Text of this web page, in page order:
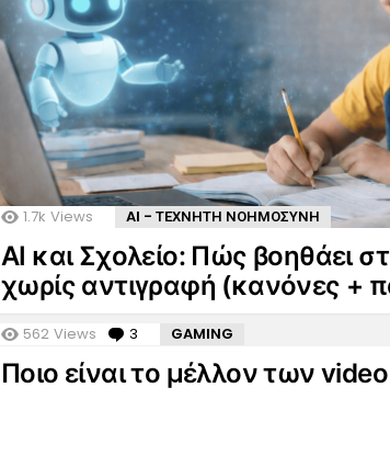
1.7k Views AI - ΤΕΧΝΗΤΗ ΝΟΗΜΟΣΥΝΗ
AI και Σχολείο: Πώς βοηθάει
χωρίς αντιγραφή (κανόνες +
562 Views 3 Comments
GAMING
Ποιο είναι το μέλλον των